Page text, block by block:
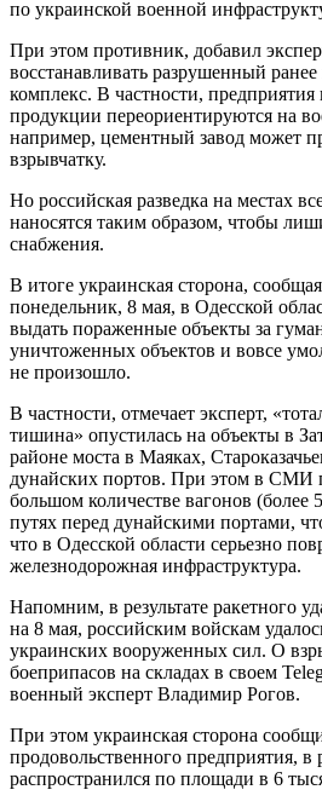
по украинской военной
При этом противник, добавил
восстанавливать разрушенный
комплекс. В частности,
продукции переориентируются на
например, цементный завод может
взрывчатку.
Но российская разведка на местах
наносятся таким образом, чтобы
снабжения.
В итоге украинская сторона,
понедельник, 8 мая, в Одесской
выдать пораженные объекты за
уничтоженных объектов и вовсе
не произошло.
В частности, отмечает эксперт,
тишина» опустилась на объекты в
районе моста в Маяках,
дунайских портов. При этом в СМИ
большом количестве вагонов (более
путях перед дунайскими портами,
что в Одесской области серьезно
железнодорожная инфраструктура.
Напомним, в результате ракетного
на 8 мая, российским войскам
украинских вооруженных сил. О
боеприпасов на складах в своем
военный эксперт Владимир Рогов.
При этом украинская сторона
продовольственного предприятия, в
распространился по площади в 6